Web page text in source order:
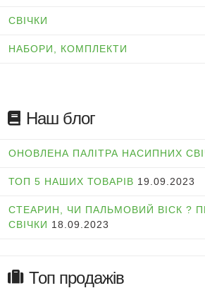
СВІЧКИ
НАБОРИ, КОМПЛЕКТИ
Наш блог
ОНОВЛЕНА ПАЛІТРА НАСИПНИХ
ТОП 5 НАШИХ ТОВАРІВ 19.09.2023
СТЕАРИН, ЧИ ПАЛЬМОВИЙ ВІСК ?
СВІЧКИ 18.09.2023
Топ продажів